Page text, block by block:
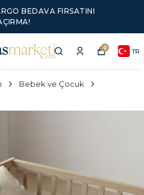
BEDAVA FIRSATINI
0 TR
Bebek ve Çocuk